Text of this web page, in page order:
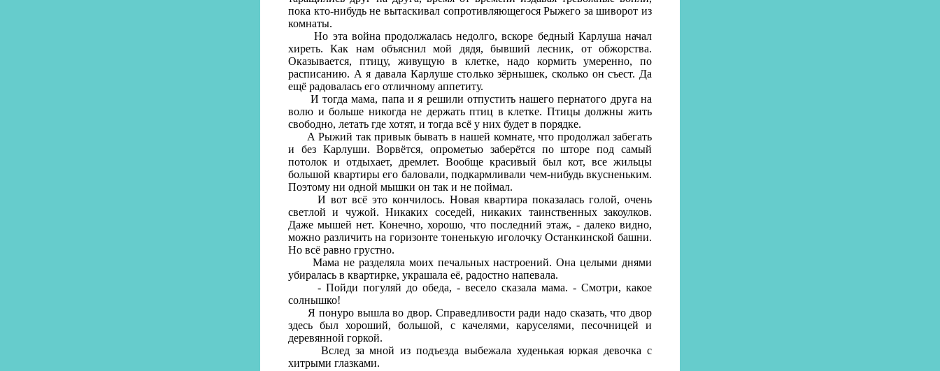
пока кто-нибудь не вытаскивал сопротивляющегося Рыжего за шиворот из
комнаты.
Но эта война продолжалась недолго, вскоре бедный Карлуша начал
хиреть. Как нам объяснил мой дядя, бывший лесник, от обжорства.
Оказывается, птицу, живущую в клетке, надо кормить умеренно, по
расписанию. А я давала Карлуше столько зёрнышек, сколько он съест. Да
ещё радовалась его отличному аппетиту.
И тогда мама, папа и я решили отпустить нашего пернатого друга на
волю и больше никогда не держать птиц в клетке. Птицы должны жить
свободно, летать где хотят, и тогда всё у них будет в порядке.
А Рыжий так привык бывать в нашей комнате, что продолжал забегать
и без Карлуши. Ворвётся, опрометью заберётся по шторе под самый
потолок и отдыхает, дремлет. Вообще красивый был кот, все жильцы
большой квартиры его баловали, подкармливали чем-нибудь вкусненьким.
Поэтому ни одной мышки он так и не поймал.
И вот всё это кончилось. Новая квартира показалась голой, очень
светлой и чужой. Никаких соседей, никаких таинственных закоулков.
Даже мышей нет. Конечно, хорошо, что последний этаж, - далеко видно,
можно различить на горизонте тоненькую иголочку Останкинской башни.
Но всё равно грустно.
Мама не разделяла моих печальных настроений. Она целыми днями
убиралась в квартирке, украшала её, радостно напевала.
- Пойди погуляй до обеда, - весело сказала мама. - Смотри, какое
солнышко!
Я понуро вышла во двор. Справедливости ради надо сказать, что двор
здесь был хороший, большой, с качелями, каруселями, песочницей и
деревянной горкой.
Вслед за мной из подъезда выбежала худенькая юркая девочка с
хитрыми глазками.